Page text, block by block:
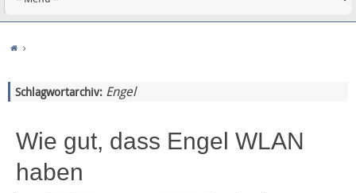
Schlagwortarchiv: Engel
Wie gut, dass Engel WLAN
haben